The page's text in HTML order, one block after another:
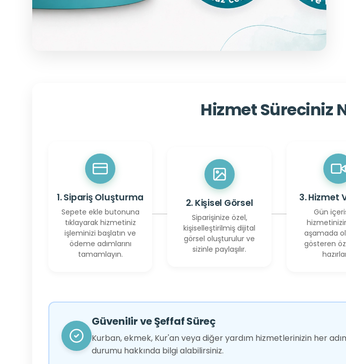
Hizmet Süreciniz
1. Sipariş Oluşturma
Sepete ekle butonuna
tıklayarak hizmetiniz
işleminizi başlatın ve
ödeme adımlarını
tamamlayın.
2. Kişisel Görsel
Siparişinize özel,
kişiselleştirilmiş dijital
görsel oluşturulur ve
sizinle paylaşılır.
3. Hizmet
Gün
aşamada
gösteren
Güvenilir ve Şeffaf Süreç
Kurban, ekmek, Kur'an veya diğer yardım hizmetlerinizin her
durumu hakkında bilgi alabilirsiniz.